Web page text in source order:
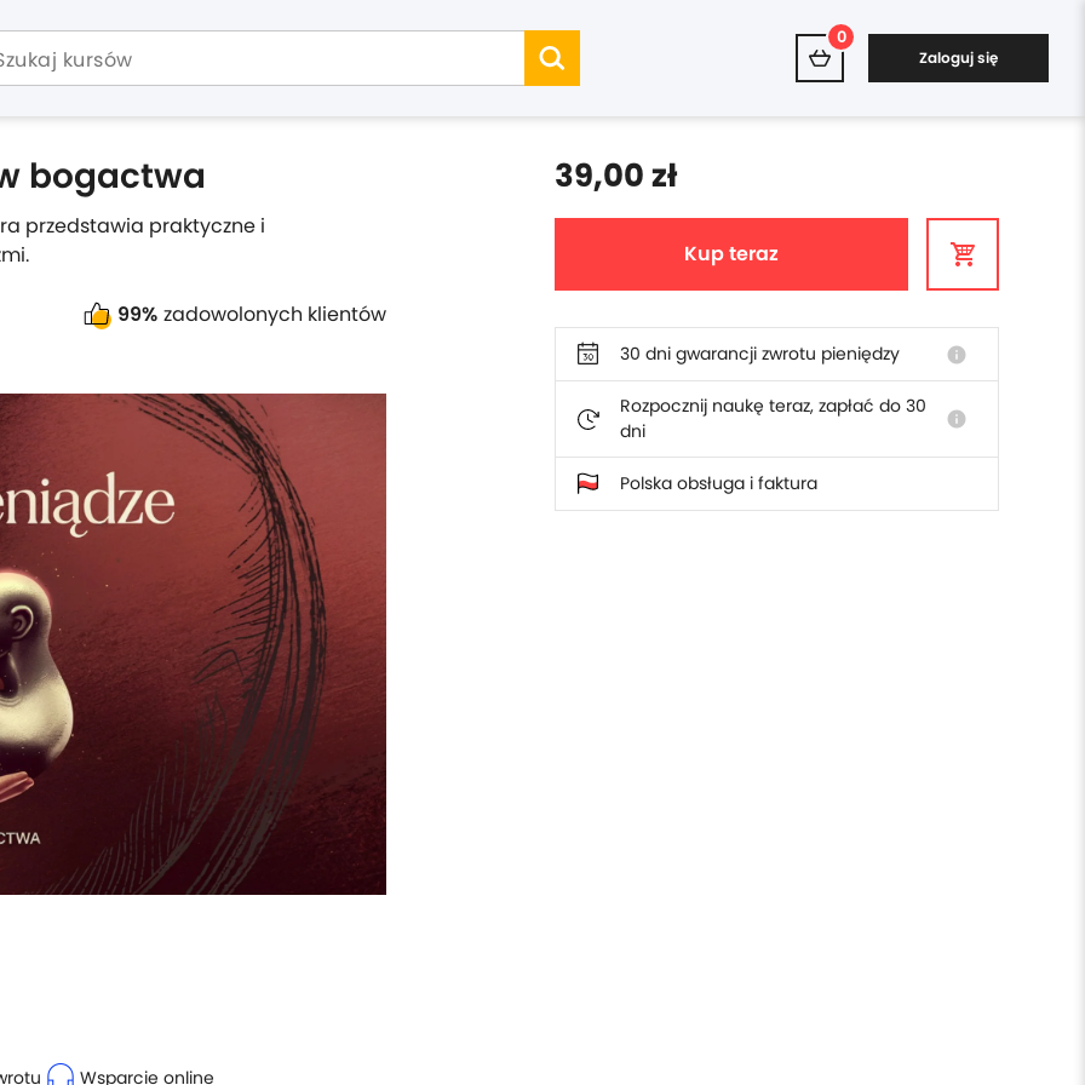
0
Zaloguj się
bogactwa
przedstawia praktyczne i
99% zadowolonych klientów
39,00 zł
Kup teraz
30 dni gwarancji zwrotu pieniędzy info
Rozpocznij naukę teraz, zapłać do 30
dni
info
Polska obsługa i faktura
Wsparcie online